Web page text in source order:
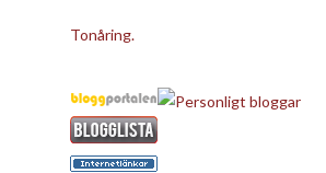
Tonåring.